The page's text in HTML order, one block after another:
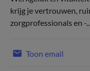
krijg je vertrouwen,
zorgprofessionals en -
Toon email